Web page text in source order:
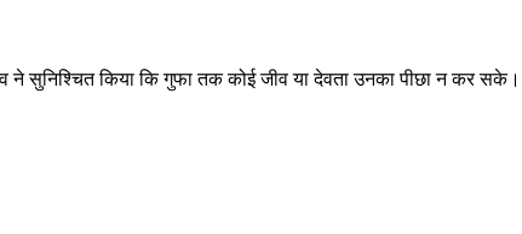
सुनिश्चित किया कि गुफा तक कोई जीव या देवता उनका पीछा न कर सके।